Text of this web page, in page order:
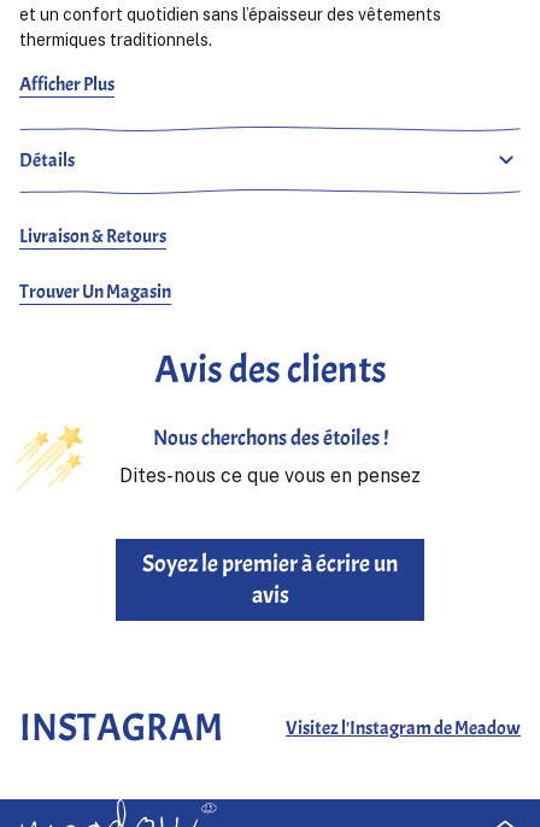
et un confort quotidien sans l’épaisseur des vêtements
thermiques traditionnels.
La construction distinctive en maille gaufrée crée une
la fois léger et durable. Conçu spécialement pour les
températures plus chaudes, le tissu d’été vous garde à l’aise tout
au long de la journée tout en conservant le caractère
Doté d’une intemporelle nuance gris chiné, ce pantalon présente
une silhouette droite et décontractée ainsi qu’une taille
élastiquée pour un ajustement facile et confortable. Son design
un T-shirt, un sweat-shirt ou une maille légère pour une tenue
décontractée au quotidien.
Entièrement assemblé avec du fil à coudre en coton, chaque
détail reflète l’engagement de The Real McCoy's envers les
méthodes de fabrication traditionnelles et des vêtements
Afficher Plus
Détails
Livraison & Retours
Trouver Un Magasin
Avis des clients
Nous cherchons des étoiles !
Dites-nous ce que vous en pensez
Soyez le premier à écrire un
avis
INSTAGRAM Visitez l'Instagram de Meadow